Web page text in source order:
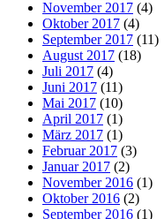
November 2017 (4)
Oktober 2017 (4)
September 2017 (11)
August 2017 (18)
Juli 2017 (4)
Juni 2017 (11)
Mai 2017 (10)
April 2017 (1)
März 2017 (1)
Februar 2017 (3)
Januar 2017 (2)
November 2016 (1)
Oktober 2016 (2)
September 2016 (1)